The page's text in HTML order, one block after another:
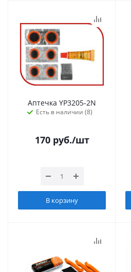
Аптечка YP3205-2N
Есть в наличии (8)
170руб./шт
В корзину